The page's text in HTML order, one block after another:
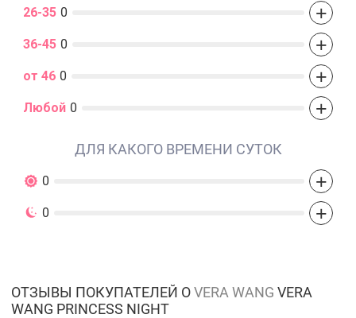
26-35 0 +
36-45 0 +
от 46 0 +
Любой 0 +
ДЛЯ КАКОГО ВРЕМЕНИ СУТОК
0 +
0 +
ОТЗЫВЫ ПОКУПАТЕЛЕЙ ОVERA WANG VERA
WANG PRINCESS NIGHT